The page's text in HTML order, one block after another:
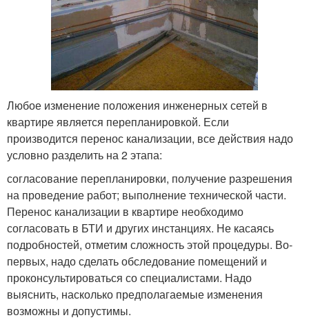
Любое изменение положения инженерных сетей в
квартире является перепланировкой. Если
производится перенос канализации, все действия надо
условно разделить на 2 этапа:
согласование перепланировки, получение разрешения
на проведение работ; выполнение технической части.
Перенос канализации в квартире необходимо
согласовать в БТИ и других инстанциях. Не касаясь
подробностей, отметим сложность этой процедуры. Во-
первых, надо сделать обследование помещений и
проконсультироваться со специалистами. Надо
выяснить, насколько предполагаемые изменения
возможны и допустимы.